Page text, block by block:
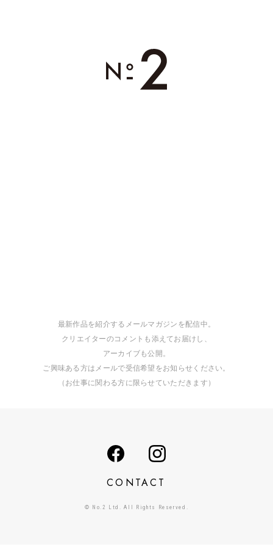
最新作品を紹介するメールマガジンを配信中。
クリエイターのコメントも添えてお届けし、
アーカイブも公開。
ご興味ある方はメールで受信希望をお知らせください。
（お仕事に関わる方に限らせていただきます）
CONTACT
© No.2 Ltd. All Rights Reserved.